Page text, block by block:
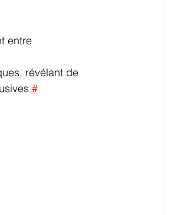
entre
révélant de
#